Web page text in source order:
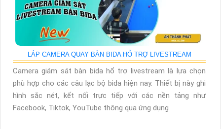
LẮP CAMERA QUAY BÀN BIDA HỖ TRỢ LIVESTREAM
Camera giám sát bàn bida hổ trợ livestream là lựa chọn
phù hợp cho các câu lạc bộ bida hiện nay. Thiết bị này ghi
hình sắc nét, kết nối trực tiếp với các nền tảng như
Facebook, Tiktok, YouTube thông qua ứng dụng